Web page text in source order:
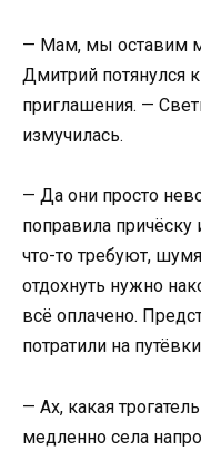
— Мам, мы оставим
Дмитрий потянулся
приглашения. —
измучилась.
— Да они просто
поправила
что-то требуют,
отдохнуть нужно
всё оплачено.
потратили на
— Ах, какая
медленно села